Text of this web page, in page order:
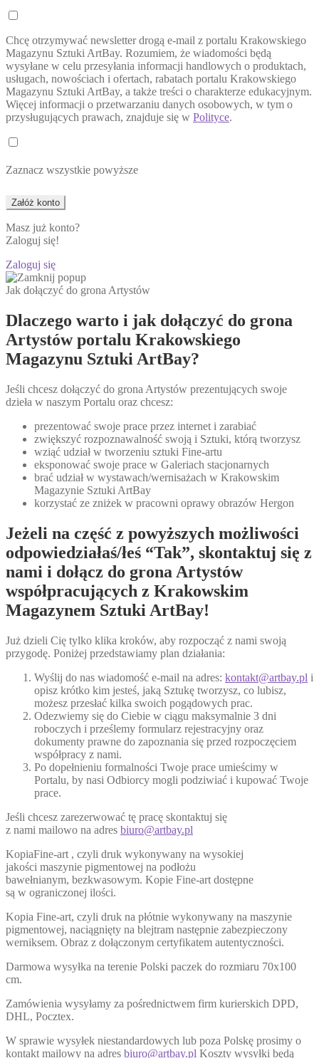
Chcę otrzymywać newsletter drogą e-mail z portalu Krakowskiego
Magazynu Sztuki ArtBay. Rozumiem, że wiadomości będą
wysyłane w celu przesyłania informacji handlowych o produktach,
usługach, nowościach i ofertach, rabatach portalu Krakowskiego
Magazynu Sztuki ArtBay, a także treści o charakterze edukacyjnym.
Więcej informacji o przetwarzaniu danych osobowych, w tym o
przysługujących prawach, znajduje się w Polityce.
Zaznacz wszystkie powyższe
Masz już konto?
Zaloguj się!
Zaloguj się
Jak dołączyć do grona Artystów
Dlaczego warto i jak dołączyć do grona
Artystów portalu Krakowskiego
Magazynu Sztuki ArtBay?
Jeśli chcesz dołączyć do grona Artystów prezentujących swoje
dzieła w naszym Portalu oraz chcesz:
prezentować swoje prace przez internet i zarabiać
zwiększyć rozpoznawalność swoją i Sztuki, którą tworzysz
wziąć udział w tworzeniu sztuki Fine-artu
eksponować swoje prace w Galeriach stacjonarnych
brać udział w wystawach/wernisażach w Krakowskim
Magazynie Sztuki ArtBay
korzystać ze zniżek w pracowni oprawy obrazów Hergon
Jeżeli na część z powyższych możliwości
odpowiedziałaś/łeś “Tak”, skontaktuj się z
nami i dołącz do grona Artystów
współpracujących z Krakowskim
Magazynem Sztuki ArtBay!
Już dzieli Cię tylko klika kroków, aby rozpocząć z nami swoją
przygodę. Poniżej przedstawiamy plan działania:
Wyślij do nas wiadomość e-mail na adres: kontakt@artbay.pl i
opisz krótko kim jesteś, jaką Sztukę tworzysz, co lubisz,
możesz przesłać kilka swoich pogądowych prac.
Odezwiemy się do Ciebie w ciągu maksymalnie 3 dni
roboczych i prześlemy formularz rejestracyjny oraz
dokumenty prawne do zapoznania się przed rozpoczęciem
współpracy z nami.
Po dopełnieniu formalności Twoje prace umieścimy w
Portalu, by nasi Odbiorcy mogli podziwiać i kupować Twoje
prace.
Jeśli chcesz zarezerwować tę pracę skontaktuj się
z nami mailowo na adres biuro@artbay.pl
KopiaFine-art , czyli druk wykonywany na wysokiej
jakości maszynie pigmentowej na podłożu
bawełnianym, bezkwasowym. Kopie Fine-art dostępne
są w ograniczonej ilości.
Kopia Fine-art, czyli druk na płótnie wykonywany na maszynie
pigmentowej, naciągnięty na blejtram następnie zabezpieczony
werniksem. Obraz z dołączonym certyfikatem autentyczności.
Darmowa wysyłka na terenie Polski paczek do rozmiaru 70x100
cm.
Zamówienia wysyłamy za pośrednictwem firm kurierskich DPD,
DHL, Pocztex.
W sprawie wysyłek niestandardowych lub poza Polskę prosimy o
kontakt mailowy na adres biuro@artbay.pl Koszty wysyłki będą